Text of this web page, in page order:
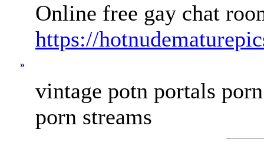
»
Online free gay chat
https://
vintage potn portals
porn streams